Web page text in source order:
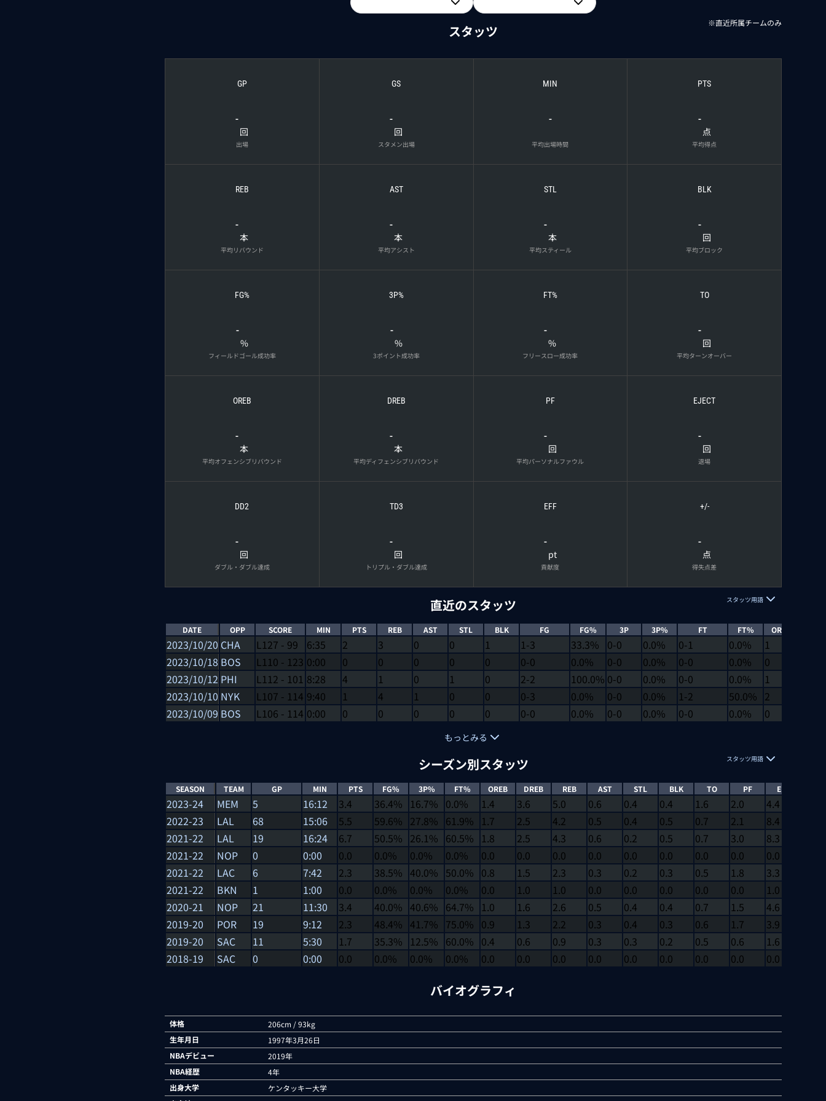
スタッツ ※直近所属チームのみ
GP
-
回
出場
GS
-
回
スタメン出場
MIN
-
平均出場時間
PTS
-
点
平均得点
REB
-
本
平均リバウンド
AST
-
本
平均アシスト
STL
-
本
平均スティール
BLK
-
回
平均ブロック
FG%
-
%
フィールドゴール成功率
3P%
-
%
3ポイント成功率
FT%
-
%
フリースロー成功率
TO
-
回
平均ターンオーバー
OREB
-
本
平均オフェンシブリバウンド
DREB
-
本
平均ディフェンシブリバウンド
PF
-
回
平均パーソナルファウル
EJECT
-
回
退場
DD2
-
回
ダブル・ダブル達成
TD3
-
回
トリプル・ダブル達成
EFF
-
pt
貢献度
+/-
-
点
得失点差
直近のスタッツ スタッツ用語
DATE OPP SCORE MIN PTS REB AST STL BLK FG FG% 3P 3P% FT FT% OREB
2023/10/20 CHA L 127 - 99 6:35 2 3 0 0 1 1-3 33.3% 0-0 0.0% 0-1 0.0% 1
2023/10/18 BOS L 110 - 123 0:00 0 0 0 0 0 0-0 0.0% 0-0 0.0% 0-0 0.0% 0
2023/10/12 PHI L 112 - 101 8:28 4 1 0 1 0 2-2 100.0% 0-0 0.0% 0-0 0.0% 1
2023/10/10 NYK L 107 - 114 9:40 1 4 1 0 0 0-3 0.0% 0-0 0.0% 1-2 50.0% 2
2023/10/09 BOS L 106 - 114 0:00 0 0 0 0 0 0-0 0.0% 0-0 0.0% 0-0 0.0% 0
もっとみる
シーズン別スタッツ スタッツ用語
SEASON TEAM GP MIN PTS FG% 3P% FT% OREB DREB REB AST STL BLK TO PF EFF
2023-24 MEM 5 16:12 3.4 36.4% 16.7% 0.0% 1.4 3.6 5.0 0.6 0.4 0.4 1.6 2.0 4.4
2022-23
LAL 68 15:06 5.5 59.6% 27.8% 61.9% 1.7 2.5 4.2 0.5 0.4 0.5 0.7 2.1 8.4
2021-22
LAL 19 16:24 6.7 50.5% 26.1% 60.5% 1.8 2.5 4.3 0.6 0.2 0.5 0.7 3.0 8.3
2021-22
NOP 0 0:00 0.0 0.0% 0.0% 0.0% 0.0 0.0 0.0 0.0 0.0 0.0 0.0 0.0 0.0
2021-22
LAC 6 7:42 2.3 38.5% 40.0% 50.0% 0.8 1.5 2.3 0.3 0.2 0.3 0.5 1.8 3.3
2021-22
BKN 1 1:00 0.0 0.0% 0.0% 0.0% 0.0 1.0 1.0 0.0 0.0 0.0 0.0 0.0 1.0
2020-21
NOP 21 11:30 3.4 40.0% 40.6% 64.7% 1.0 1.6 2.6 0.5 0.4 0.4 0.7 1.5 4.6
2019-20
POR 19 9:12 2.3 48.4% 41.7% 75.0% 0.9 1.3 2.2 0.3 0.4 0.3 0.6 1.7 3.9
2019-20
SAC 11 5:30 1.7 35.3% 12.5% 60.0% 0.4 0.6 0.9 0.3 0.3 0.2 0.5 0.6 1.6
2018-19
SAC 0 0:00 0.0 0.0% 0.0% 0.0% 0.0 0.0 0.0 0.0 0.0 0.0 0.0 0.0 0.0
バイオグラフィ
体格
206cm / 93kg
生年月日
1997年3月26日
NBAデビュー
2019年
NBA経歴
4年
出身大学
ケンタッキー大学